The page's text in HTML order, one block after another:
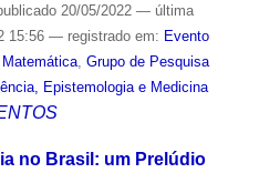
20/05/2022 — última
15:56 — registrado em: Evento
Matemática, Grupo de Pesquisa
Epistemologia e Medicina
no Brasil: um Prelúdio